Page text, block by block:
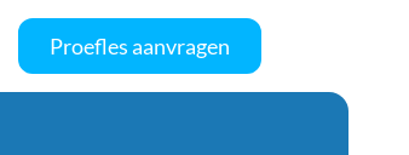
Proefles aanvragen